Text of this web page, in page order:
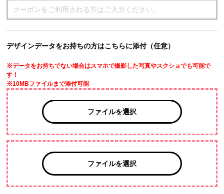
デザインデータをお持ちの方はこちらに添付（任意）
※データをお持ちでない場合はスマホで撮影した写真やスクショでも可能で
す！
※10MBファイルまで添付可能
ファイルを選択
ファイルを選択